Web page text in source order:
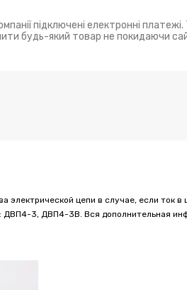
підключені електронні
будь-який товар не покидаючи
электрической цепи в случае, если ток
ДВП4-3, ДВП4-3В. Вся дополнительная